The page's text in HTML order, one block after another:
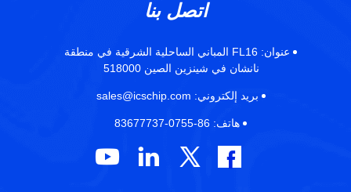
اتصل بنا
عنوان:
FL16 المباني الساحلية الشرقية في منطقة
نانشان في شينزين الصين 518000
بريد إلكتروني:
هاتف: